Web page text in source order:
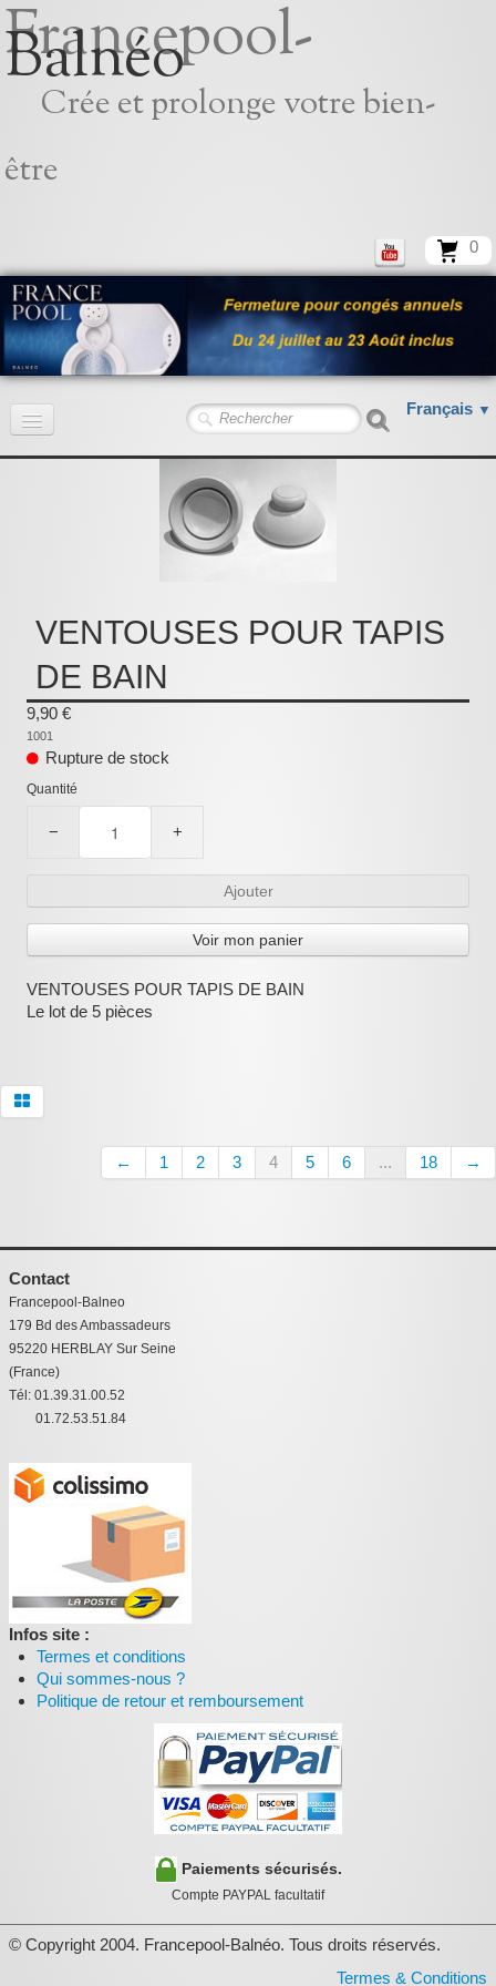
Francepool-
Balnéo
Crée et prolonge votre bien-
être
0
Français ▼
Accueil
Pour l'entretien
Pour le bain
Prestations Atelier
Les bonnes affaires
Composants électroniques
F.A.Q (Foire aux questions)
VENTOUSES POUR TAPIS
DE BAIN
9,90 €
1001
Rupture de stock
Quantité
− +
Ajouter
Voir mon panier
VENTOUSES POUR TAPIS DE BAIN
Le lot de 5 pièces
← 1 2 3 4 5 6 ... 18 →
Contact
Francepool-Balneo
179 Bd des Ambassadeurs
95220 HERBLAY Sur Seine
(France)
Tél: 01.39.31.00.52
01.72.53.51.84
Infos site :
Termes et conditions
Qui sommes-nous ?
Politique de retour et remboursement
Paiements sécurisés.
Compte PAYPAL facultatif
© Copyright 2004. Francepool-Balnéo. Tous droits réservés.
Termes & Conditions